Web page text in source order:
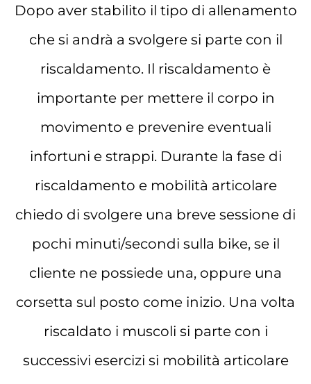
Dopo aver stabilito il tipo di allenamento
che si andrà a svolgere si parte con il
riscaldamento. Il riscaldamento è
importante per mettere il corpo in
movimento e prevenire eventuali
infortuni e strappi. Durante la fase di
riscaldamento e mobilità articolare
chiedo di svolgere una breve sessione di
pochi minuti/secondi sulla bike, se il
cliente ne possiede una, oppure una
corsetta sul posto come inizio. Una volta
riscaldato i muscoli si parte con i
successivi esercizi si mobilità articolare